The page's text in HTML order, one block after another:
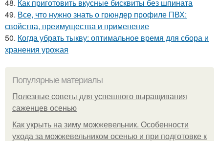
48. Как приготовить вкусные бисквиты без шпината
49. Все, что нужно знать о грюндер профиле ПВХ:
свойства, преимущества и применение
50. Когда убрать тыкву: оптимальное время для сбора и
хранения урожая
Популярные материалы
Полезные советы для успешного выращивания
саженцев осенью
Как укрыть на зиму можжевельник. Особенности
ухода за можжевельником осенью и при подготовке к